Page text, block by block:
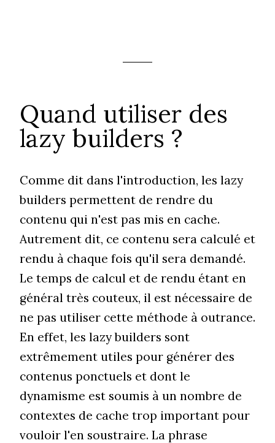
Quand utiliser des
lazy builders ?
Comme dit dans l'introduction, les lazy
builders permettent de rendre du
contenu qui n'est pas mis en cache.
Autrement dit, ce contenu sera calculé et
rendu à chaque fois qu'il sera demandé.
Le temps de calcul et de rendu étant en
général très couteux, il est nécessaire de
ne pas utiliser cette méthode à outrance.
En effet, les lazy builders sont
extrêmement utiles pour générer des
contenus ponctuels et dont le
dynamisme est soumis à un nombre de
contextes de cache trop important pour
vouloir l'en soustraire. La phrase